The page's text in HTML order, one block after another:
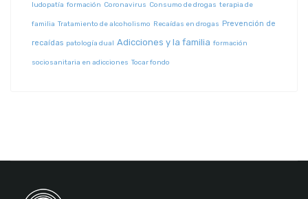
ludopatía formación Coronavirus Consumo de drogas terapia de
familia Tratamiento de alcoholismo Recaídas en drogas Prevención de
recaídas patología dual Adicciones y la familia formación
sociosanitaria en adicciones Tocar fondo